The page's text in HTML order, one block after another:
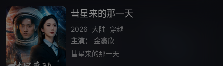
彗星来的那一天
2026 大陆 穿越
主演：
金鑫欣
彗星来的那一天